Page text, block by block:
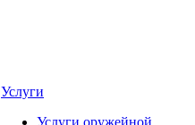
Услуги
Услуги оружейной